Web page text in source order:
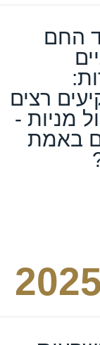
החם
רצים
מניות -
באמת